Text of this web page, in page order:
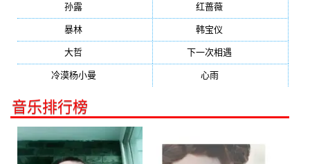
孙露 红蔷薇
暴林 韩宝仪
大哲 下一次相遇
冷漠杨小曼 心雨(232)
音乐排行榜